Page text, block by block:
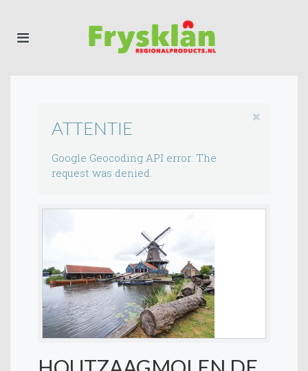
ATTENTIE
Google Geocoding API error: The
request was denied.